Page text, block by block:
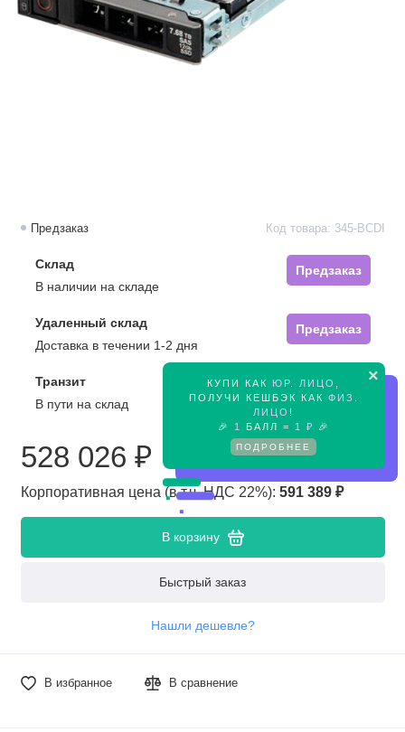
×
КУПИ КАК ЮР. ЛИЦО
ПОЛУЧИ КЕШБЭК КАК ФИЗ.
ЛИЦО !
🎉
1 БАЛЛ = 1 ₽ 🎉
ПОДРОБНЕЕ
Предзаказ Код товара: 345-BCDI
Склад
Предзаказ
В наличии на складе
Удаленный склад
Предзаказ
Доставка в течении 1-2 дня
Транзит
Предзаказ
В пути на склад
528 026 ₽
Корпоративная цена (в т.ч. НДС 22%): 591 389 ₽
В корзину
Быстрый заказ
Нашли дешевле?
В избранное В сравнение